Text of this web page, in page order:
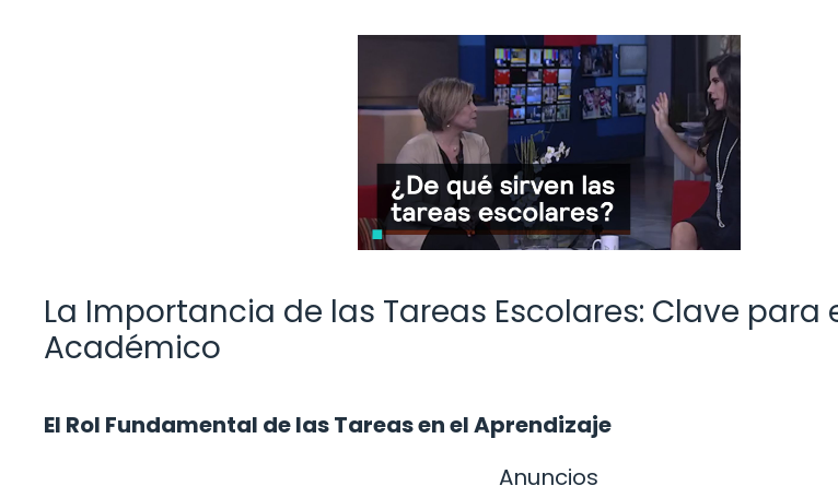
La Importancia de las Tareas Escolares: Clave para
Académico
El Rol Fundamental de las Tareas en el Aprendizaje
Anuncios